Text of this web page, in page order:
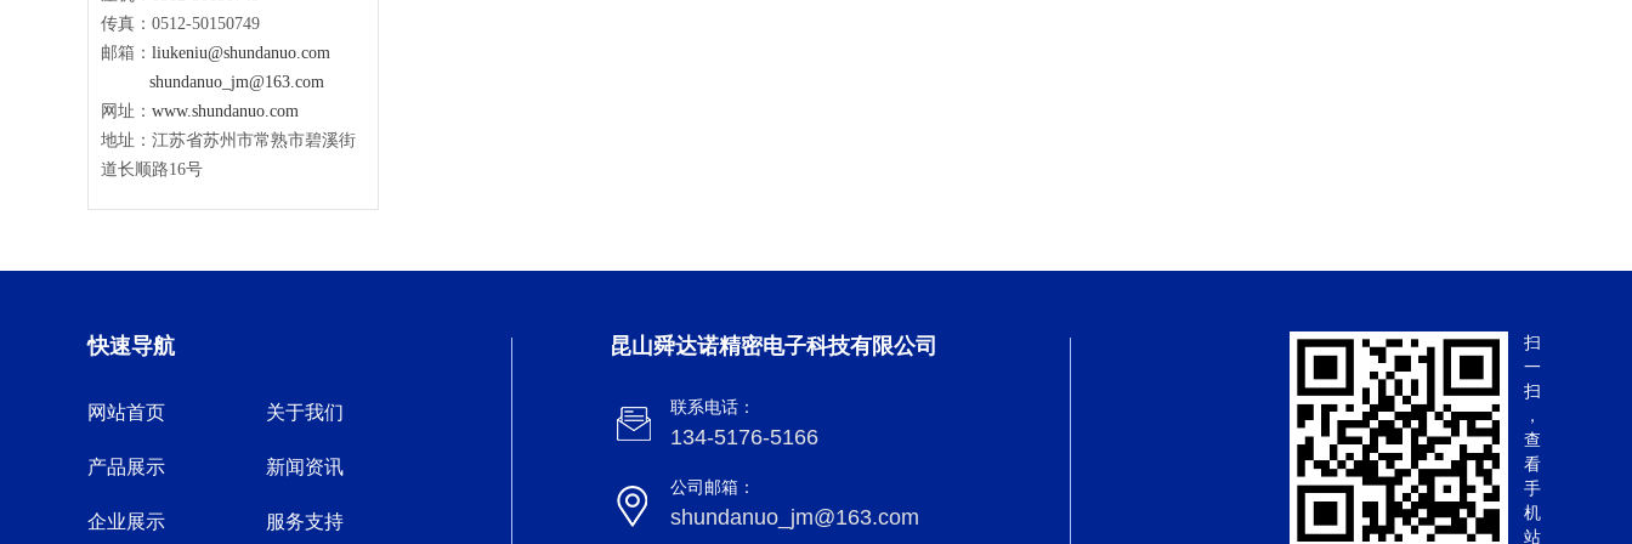
传真：0512-50150749
邮箱： liukeniu@shundanuo.com
shundanuo_jm@163.com
网址： www.shundanuo.com
地址：江苏省苏州市常熟市碧溪街
道长顺路16号
快速导航
网站首页 关于我们
产品展示 新闻资讯
企业展示 服务支持
昆山舜达诺精密电子科技有限公司
联系电话：
134-5176-5166
公司邮箱：
shundanuo_jm@163.com
扫
一
扫
，
查
看
手
机
站